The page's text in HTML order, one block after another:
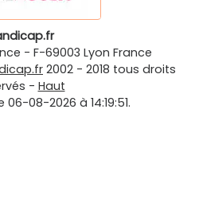
- F-69003 Lyon France
2002 - 2018 tous droits
- Haut
08-2026 à 14:19:51.